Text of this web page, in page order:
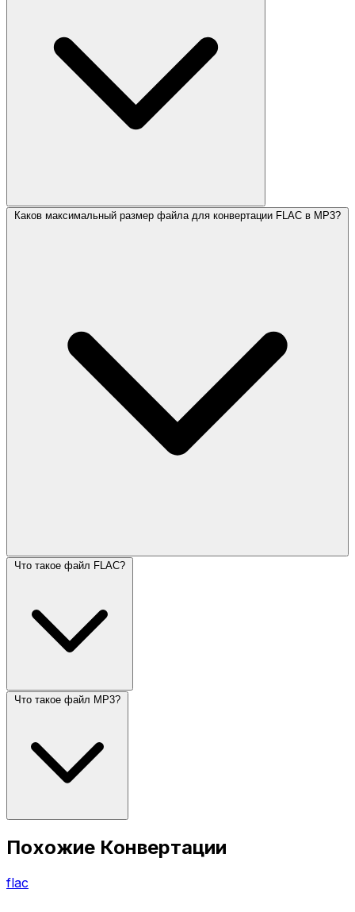
Каков максимальный размер файла для конвертации FLAC в MP3?
Что такое файл FLAC?
Что такое файл MP3?
Похожие Конвертации
flac